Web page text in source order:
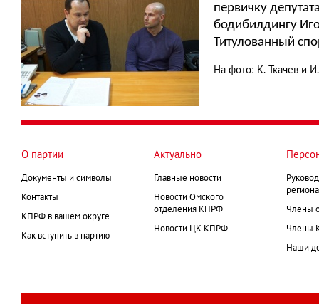
первичку
бодибилдингу
Титулованный
На фото: К. Ткачев и И.
О партии
Документы и символы
Контакты
КПРФ в вашем округе
Как вступить в партию
Актуально
Главные новости
Новости Омского
отделения КПРФ
Новости ЦК КПРФ
Члены
Члены
Наши